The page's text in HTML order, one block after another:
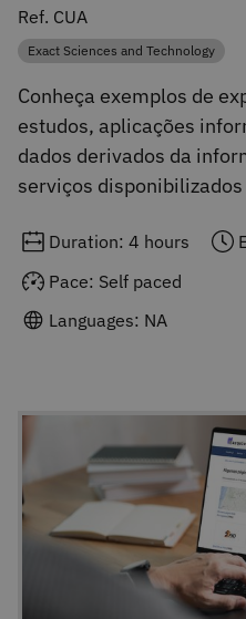
Ref. CUA
Category
Exact Sciences and Technology
Conheça exemplos de
estudos, aplicações
dados derivados da
serviços
Duration: 4 hours
Pace: Self paced
Languages: NA